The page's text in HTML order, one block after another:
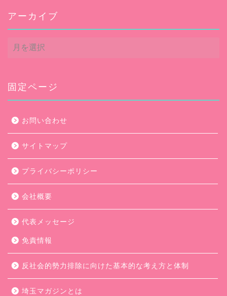
アーカイブ
ア
ー
ブ
固定ページ
お問い合わせ
サイトマップ
プライバシーポリシー
会社概要
代表メッセージ
免責情報
反社会的勢力排除に向けた基本的な考え方と体制
埼玉マガジンとは